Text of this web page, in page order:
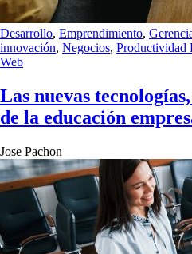
Desarrollo, Emprendimiento,
innovación, Negocios, Productividad
Web
Las nuevas
de la educación
Jose Pachon